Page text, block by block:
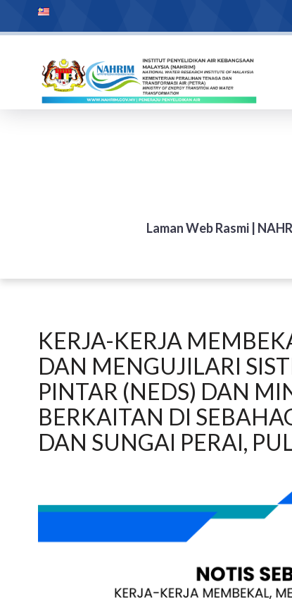
Laman Web Rasmi |
KERJA-KERJA
DAN MENGUJILARI
PINTAR (NEDS) DAN
BERKAITAN DI
DAN SUNGAI PERAI,